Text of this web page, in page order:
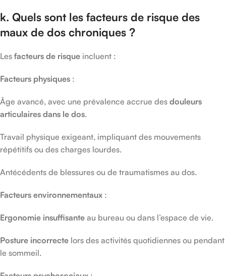
k. Quels sont les facteurs de risque des
maux de dos chroniques ?
Les facteurs de risque incluent :
Facteurs physiques :
Âge avancé, avec une prévalence accrue des douleurs
articulaires dans le dos.
Travail physique exigeant, impliquant des mouvements
répétitifs ou des charges lourdes.
Antécédents de blessures ou de traumatismes au dos.
Facteurs environnementaux :
Ergonomie insuffisante au bureau ou dans l’espace de vie.
Posture incorrecte lors des activités quotidiennes ou pendant
le sommeil.